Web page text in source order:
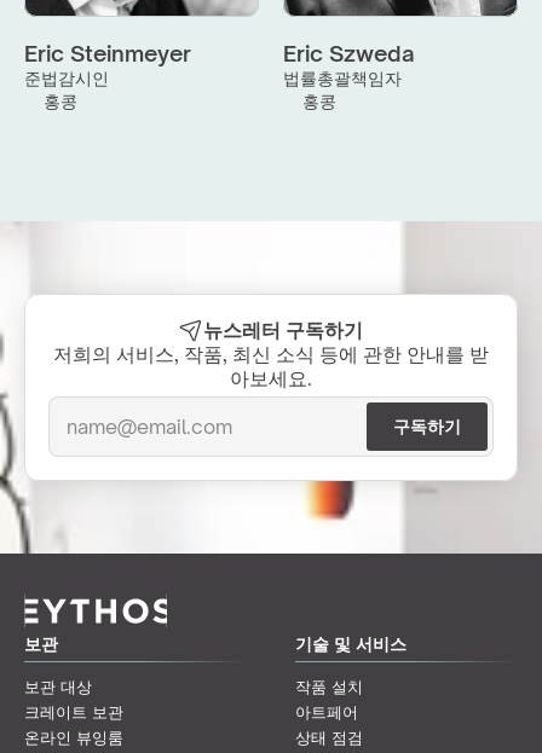
Eric Steinmeyer
준법감시인
홍콩
Eric Szweda
법률총괄책임자
홍콩
뉴스레터 구독하기
저희의 서비스, 작품, 최신 소식 등에 관한 안내를 받
아보세요.
보관
보관 대상
크레이트 보관
온라인 뷰잉룸
기술 및 서비스
작품 설치
아트페어
상태 점검